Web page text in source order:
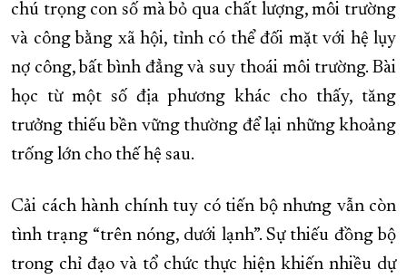
chú trọng con số mà bỏ qua chất lượng, môi trường
và công bằng xã hội, tỉnh có thể đối mặt với hệ lụy
nợ công, bất bình đẳng và suy thoái môi trường. Bài
học từ một số địa phương khác cho thấy, tăng
trưởng thiếu bền vững thường để lại những khoảng
trống lớn cho thế hệ sau.
Cải cách hành chính tuy có tiến bộ nhưng vẫn còn
tình trạng “trên nóng, dưới lạnh”. Sự thiếu đồng bộ
trong chỉ đạo và tổ chức thực hiện khiến nhiều dự